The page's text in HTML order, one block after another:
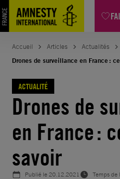
Aller
au
contenu
Accueil Articles
Actualités
Drones de surveillance en France :
ACTUALITÉ
Drones de
en France :
savoir
Publié le20.12.2021
Temps de